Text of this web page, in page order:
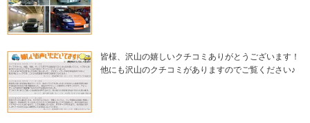
皆様、沢山の嬉しいクチコミありがとうございます！
他にも沢山のクチコミがありますのでご覧ください♪